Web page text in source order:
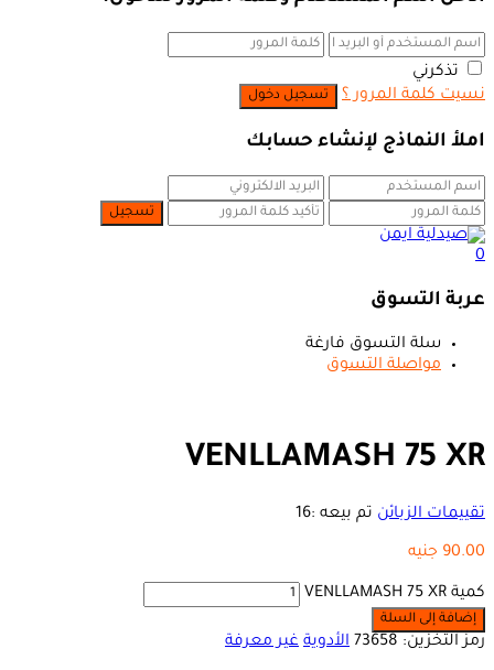
تذكرني
نسيت كلمة المرور ؟
املأ النماذج لإنشاء حسابك
0
عربة التسوق
سلة التسوق فارغة
مواصلة التسوق
VENLLAMASH 75 XR
تقييمات الزبائن تم بيعه :16
90.00 جنيه
كمية VENLLAMASH 75 XR
إضافة إلى السلة
رمز التخزين: 73658 الأدوية غير معرفة